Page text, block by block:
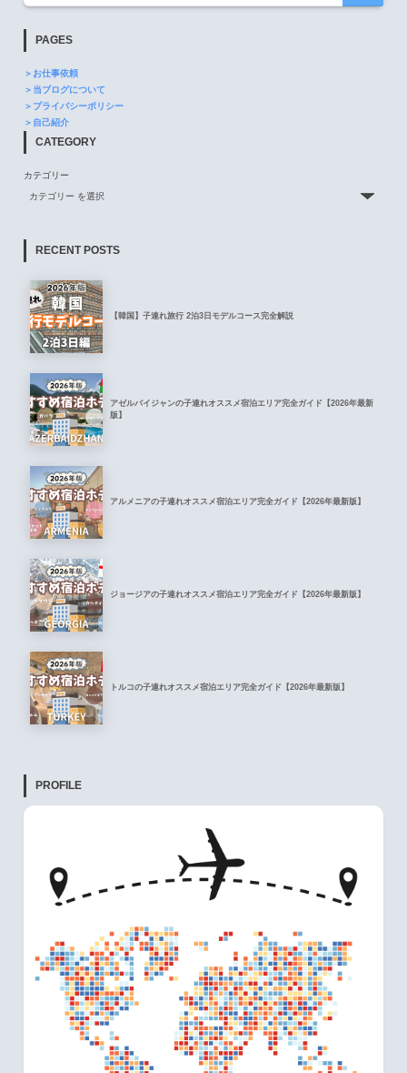
PAGES
＞お仕事依頼
＞当ブログについて
＞プライバシーポリシー
＞自己紹介
CATEGORY
カテゴリー
RECENT POSTS
【韓国】子連れ旅行 2泊3日モデルコース完全解説
アゼルバイジャンの子連れオススメ宿泊エリア完全ガイド【2026年最新
版】
アルメニアの子連れオススメ宿泊エリア完全ガイド【2026年最新版】
ジョージアの子連れオススメ宿泊エリア完全ガイド【2026年最新版】
トルコの子連れオススメ宿泊エリア完全ガイド【2026年最新版】
PROFILE